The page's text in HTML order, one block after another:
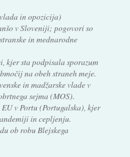
in opozicija)
v Sloveniji; pogovori so
in mednarodne
kjer sta podpisala sporazum
na obeh straneh meje.
in madžarske vlade v
sejma (MOS).
v Portu (Portugalska), kjer
in cepljenju.
ob robu Blejskega